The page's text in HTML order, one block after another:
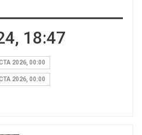
18:47
2026, 00:00
2026, 00:00